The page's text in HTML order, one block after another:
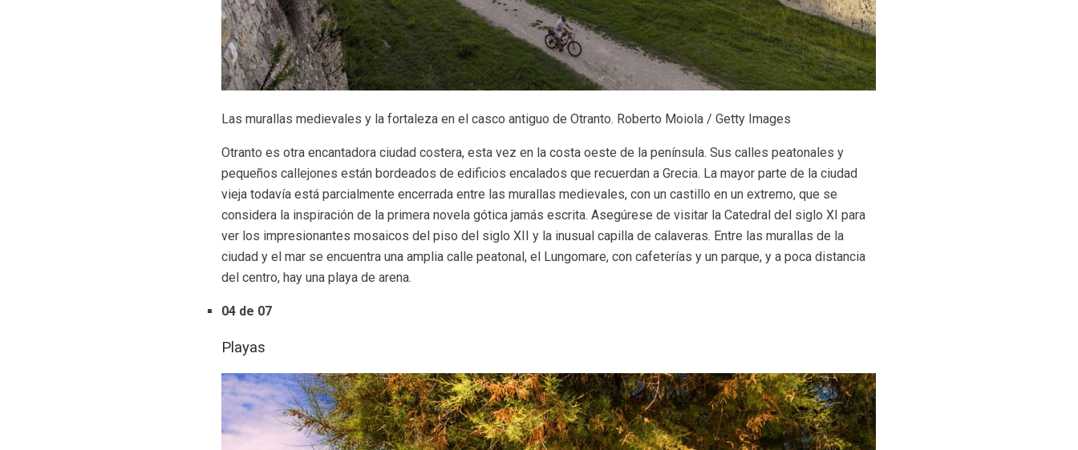
Las murallas medievales y la fortaleza en el casco antiguo de Otranto. Roberto Moiola / Getty Images
Otranto es otra encantadora ciudad costera, esta vez en la costa oeste de la península. Sus calles peatonales y
pequeños callejones están bordeados de edificios encalados que recuerdan a Grecia. La mayor parte de la ciudad
vieja todavía está parcialmente encerrada entre las murallas medievales, con un castillo en un extremo, que se
considera la inspiración de la primera novela gótica jamás escrita. Asegúrese de visitar la Catedral del siglo XI para
ver los impresionantes mosaicos del piso del siglo XII y la inusual capilla de calaveras. Entre las murallas de la
ciudad y el mar se encuentra una amplia calle peatonal, el Lungomare, con cafeterías y un parque, y a poca distancia
del centro, hay una playa de arena.
04 de 07
Playas